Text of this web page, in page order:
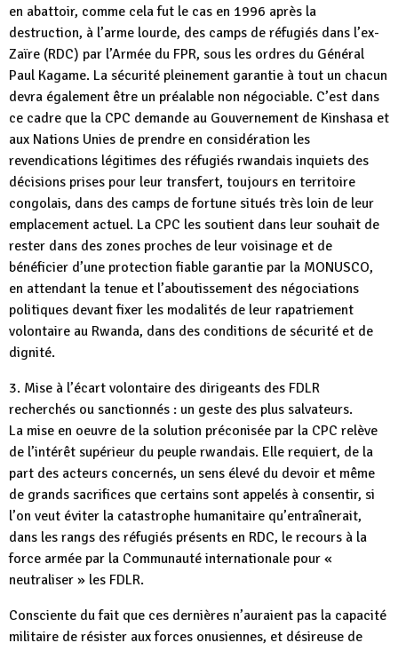
en abattoir, comme cela fut le cas en 1996 après la
destruction, à l’arme lourde, des camps de réfugiés dans l’ex-
Zaïre (RDC) par l’Armée du FPR, sous les ordres du Général
Paul Kagame. La sécurité pleinement garantie à tout un chacun
devra également être un préalable non négociable. C’est dans
ce cadre que la CPC demande au Gouvernement de Kinshasa et
aux Nations Unies de prendre en considération les
revendications légitimes des réfugiés rwandais inquiets des
décisions prises pour leur transfert, toujours en territoire
congolais, dans des camps de fortune situés très loin de leur
emplacement actuel. La CPC les soutient dans leur souhait de
rester dans des zones proches de leur voisinage et de
bénéficier d’une protection fiable garantie par la MONUSCO,
en attendant la tenue et l’aboutissement des négociations
politiques devant fixer les modalités de leur rapatriement
volontaire au Rwanda, dans des conditions de sécurité et de
dignité.
3. Mise à l’écart volontaire des dirigeants des FDLR
recherchés ou sanctionnés : un geste des plus salvateurs.
La mise en oeuvre de la solution préconisée par la CPC relève
de l’intérêt supérieur du peuple rwandais. Elle requiert, de la
part des acteurs concernés, un sens élevé du devoir et même
de grands sacrifices que certains sont appelés à consentir, si
l’on veut éviter la catastrophe humanitaire qu’entraînerait,
dans les rangs des réfugiés présents en RDC, le recours à la
force armée par la Communauté internationale pour «
neutraliser » les FDLR.
Consciente du fait que ces dernières n’auraient pas la capacité
militaire de résister aux forces onusiennes, et désireuse de